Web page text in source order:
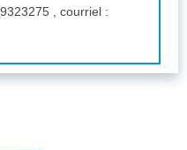
Joule 79000 Niort , tél. : 0549323275 , courriel :